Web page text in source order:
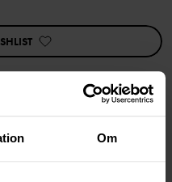
Om
RWS, Responsible
www.polarnopyret.se/pop-
Co Ltd